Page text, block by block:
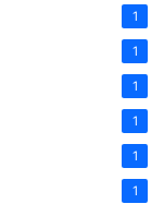
1
1
1
1
1
1